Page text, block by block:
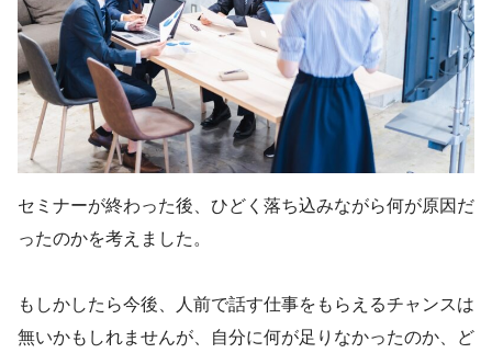
セミナーが終わった後、ひどく落ち込みながら何が原因だ
ったのかを考えました。
もしかしたら今後、人前で話す仕事をもらえるチャンスは
無いかもしれませんが、自分に何が足りなかったのか、ど